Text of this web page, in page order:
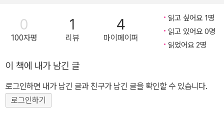
찰칵! 찰칵! 찰칵! - 본문 126~127쪽 중에서
는 독자분과 저는 세상의 저울에 저울질당하지 않는 우리가 되었으면
하는 마음으로 작업했습니다.
0
100자평
1
리뷰
4
마이페이퍼
읽고 싶어요 1명
읽고 있어요 0명
읽었어요 2명
이 책에 내가 남긴 글
로그인하면 내가 남긴 글과 친구가 남긴 글을 확인할 수 있습니다.
로그인하기